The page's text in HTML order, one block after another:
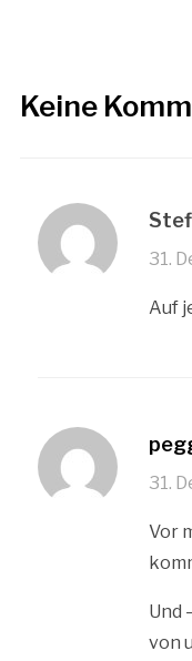
Keine
31.
Auf
31.
Vor
Und
von